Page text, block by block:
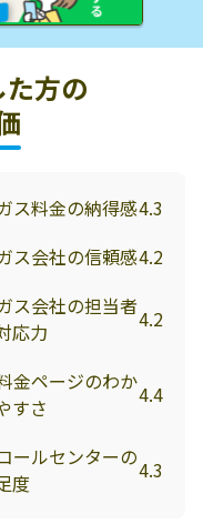
方の
ス料金の納得感4.3
ス会社の信頼感4.2
ス会社の担当者
応力
4.2
金ページのわか
すさ
4.4
ールセンターの
度
4.3